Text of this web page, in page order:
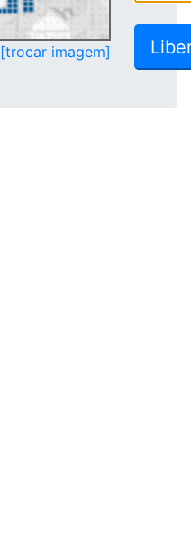
[trocar imagem]